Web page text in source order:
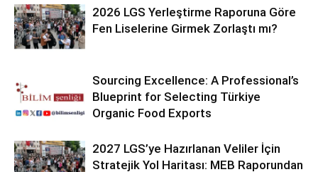
2026 LGS Yerleştirme Raporuna Göre
Fen Liselerine Girmek Zorlaştı mı?
Sourcing Excellence: A Professional’s
Blueprint for Selecting Türkiye
Organic Food Exports
2027 LGS’ye Hazırlanan Veliler İçin
Stratejik Yol Haritası: MEB Raporundan